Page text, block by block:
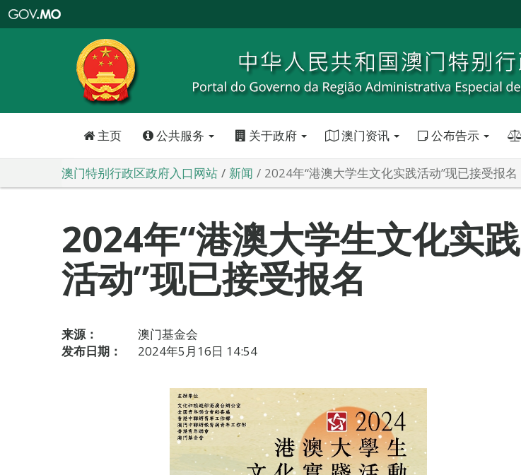
特
政
区
政
口
主页 公共服务 关于政府 澳门资讯 公布告示
澳门特别行政区政府入口网站 新闻 2024年“港澳大学生文化实践活动”现已接受报名
2024年“港澳大学生文化实践
活动”现已接受报名
来源：
澳门基金会
发布日期：
2024年5月16日 14:54